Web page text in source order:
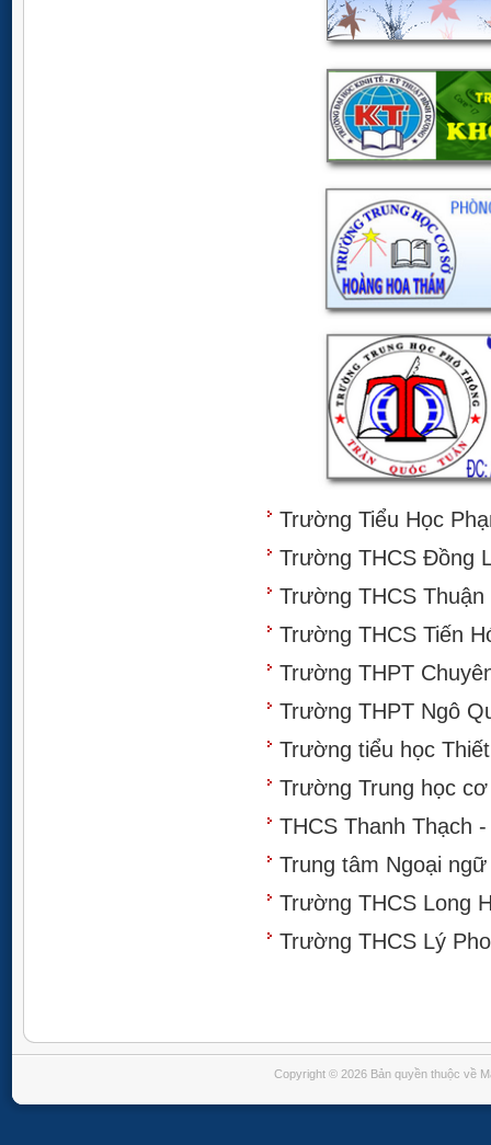
Trường Tiểu Học
Trường THCS Đồng
Trường THCS
Trường THCS Tiến
Trường THPT
Trường THPT Ngô
Trường tiểu học
Trường Trung học
THCS Thanh Thạch
Trung tâm Ngoại
Trường THCS Long
Trường THCS Lý
Copyright © 2026 Bản quyền thuộc về